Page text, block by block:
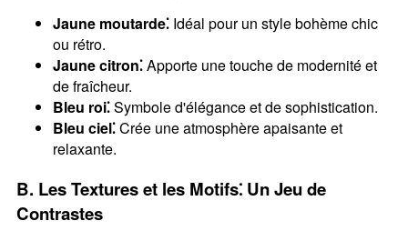
Jaune moutarde⁚Idéal pour un style bohème chic
ou rétro.
Jaune citron⁚Apporte une touche de modernité et
de fraîcheur.
Bleu roi⁚Symbole d'élégance et de sophistication.
Bleu ciel⁚Crée une atmosphère apaisante et
relaxante.
B. Les Textures et les Motifs⁚ Un Jeu de
Contrastes